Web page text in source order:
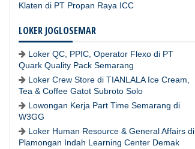
Klaten di PT Propan Raya ICC
LOKER JOGLOSEMAR
Loker QC, PPIC, Operator Flexo di PT
Quark Quality Pack Semarang
Loker Crew Store di TIANLALA Ice Cream,
Tea & Coffee Gatot Subroto Solo
Lowongan Kerja Part Time Semarang di
W3GG
Loker Human Resource & General Affairs di
Plamongan Indah Learning Center Demak